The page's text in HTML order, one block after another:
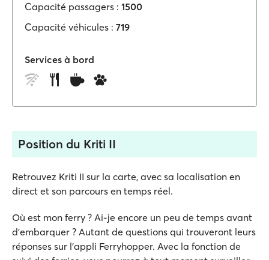
Capacité passagers : 1500
Capacité véhicules : 719
Services à bord
Position du Kriti II
Retrouvez Kriti II sur la carte, avec sa localisation en
direct et son parcours en temps réel.
Où est mon ferry ? Ai-je encore un peu de temps avant
d'embarquer ? Autant de questions qui trouveront leurs
réponses sur l'appli Ferryhopper. Avec la fonction de